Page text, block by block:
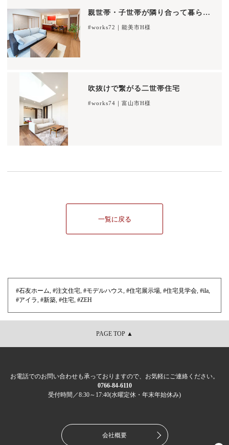
親世帯・子世帯が隣り合って暮らす二世帯住宅
#works72｜能美市H様
吹抜けで繋がる二世帯住宅
#works74｜富山市H様
一覧に戻る
#石友ホーム, #注文住宅, #モデルハウス, #住宅展示場, #住宅見学会, #ila,
#アイラ, #新築, #住宅, #ZEH
PAGE TOP ▲
お電話でのお問い合わせも承っておりますので、お気軽にご連絡ください。
0766-84-6110
受付時間／8:30～17:40(水曜定休・年末年始休み)
会社概要